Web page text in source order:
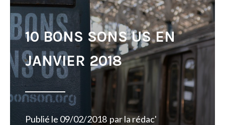
10 BONS SONS US EN
JANVIER 2018
Publié le 09/02/2018 parla rédac'